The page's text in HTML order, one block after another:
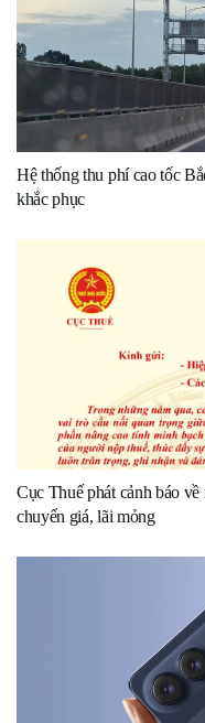
Hệ thống thu phí cao tốc
khắc phục
Cục Thuế phát cảnh báo
chuyển giá, lãi mỏng